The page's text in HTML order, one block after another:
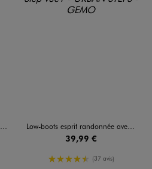
Low-boots esprit randonnée avec semelle crantée homme - Urban Step
39,99 €
4.5/5 de moyenne
(37 avis)